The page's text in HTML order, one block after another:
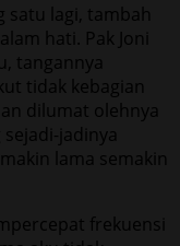
satu lagi, tambah
hati. Pak Joni
tangannya
tidak kebagian
dilumat olehnya
jadinya
lama semakin
frekuensi